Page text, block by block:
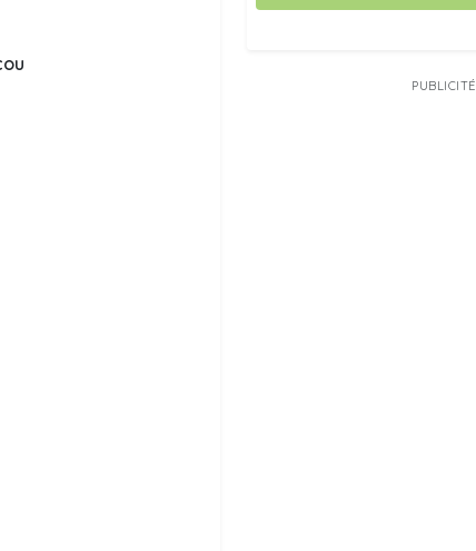
PUBLICITÉ